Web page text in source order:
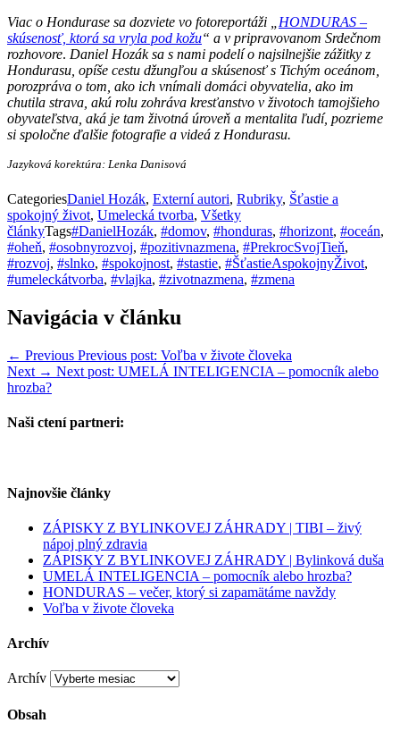
Viac o Hondurase sa dozviete vo fotoreportáži „ HONDURAS –
skúsenosť, ktorá sa vryla pod kožu“ a v pripravovanom Srdečnom
rozhovore. Daniel Hozák sa s nami podelí o najsilnejšie zážitky z
Hondurasu, opíše cestu džungľou a skúsenosť s Tichým oceánom,
porozpráva o tom, ako ich vnímali domáci obyvatelia, ako im
chutila strava, akú rolu zohráva kresťanstvo v životoch tamojšieho
obyvateľstva, aká je tam životná úroveň a mentalita ľudí, pozrieme
si spoločne ďalšie fotografie a videá z Hondurasu.
Jazyková korektúra: Lenka Danisová
CategoriesDaniel Hozák, Externí autori, Rubriky, Šťastie a
spokojný život, Umelecká tvorba, Všetky
článkyTags#DanielHozák, #domov, #honduras, #horizont, #oceán,
#oheň, #osobnyrozvoj, #pozitivnazmena, #PrekrocSvojTieň,
#rozvoj, #slnko, #spokojnost, #stastie, #ŠťastieAspokojnyŽivot,
#umeleckátvorba, #vlajka, #zivotnazmena, #zmena
Navigácia v článku
← Previous Previous post: Voľba v živote človeka
Next → Next post: UMELÁ INTELIGENCIA – pomocník alebo
hrozba?
Naši ctení partneri:
Najnovšie články
ZÁPISKY Z BYLINKOVEJ ZÁHRADY | TIBI – živý
nápoj plný zdravia
ZÁPISKY Z BYLINKOVEJ ZÁHRADY | Bylinková duša
UMELÁ INTELIGENCIA – pomocník alebo hrozba?
HONDURAS – večer, ktorý si zapamätáme navždy
Voľba v živote človeka
Archív
Archív
Obsah